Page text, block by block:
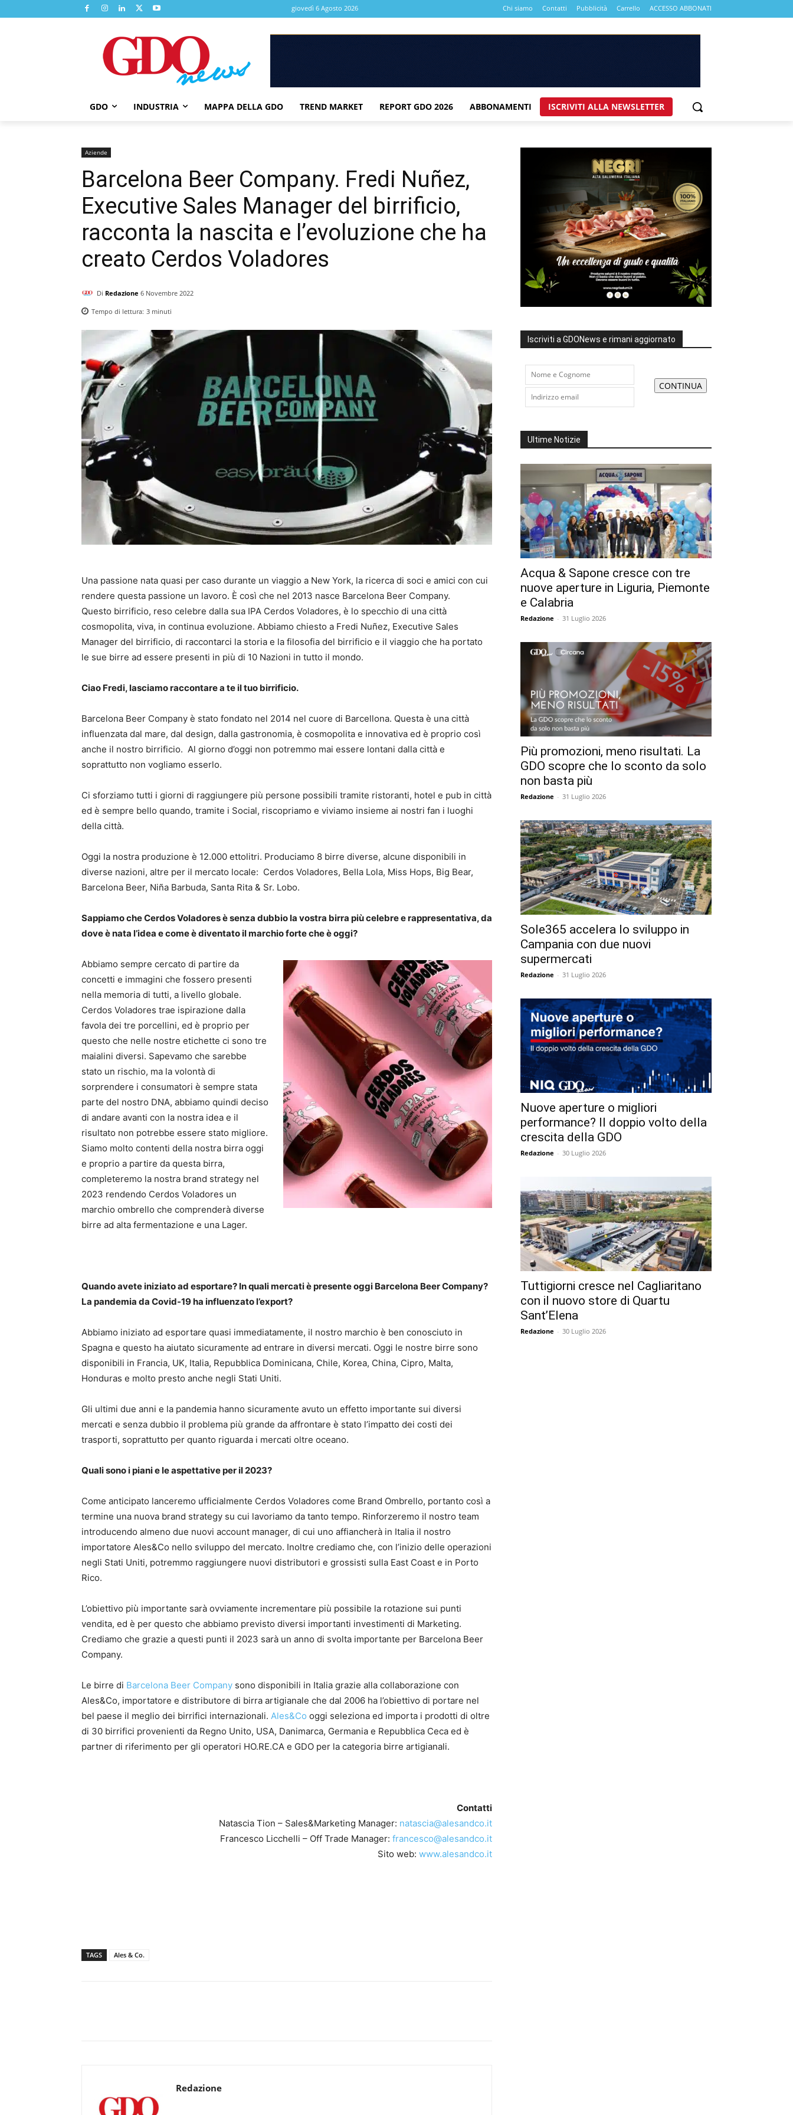
giovedì 6 Agosto 2026 Chi siamo Contatti Pubblicità Carrello ACCESSO ABBONATI
GDO INDUSTRIA MAPPA DELLA GDO TREND MARKET REPORT GDO 2026 ABBONAMENTI ISCRIVITI ALLA NEWSLETTER
Aziende
Barcelona Beer Company. Fredi Nuñez,
Executive Sales Manager del birrificio,
racconta la nascita e l’evoluzione che ha
creato Cerdos Voladores
Di Redazione 6 Novembre 2022
Tempo di lettura: 3 minuti
Una passione nata quasi per caso durante un viaggio a New York, la ricerca di soci e amici con cui
rendere questa passione un lavoro. È così che nel 2013 nasce Barcelona Beer Company.
Questo birrificio, reso celebre dalla sua IPA Cerdos Voladores, è lo specchio di una città
cosmopolita, viva, in continua evoluzione. Abbiamo chiesto a Fredi Nuñez, Executive Sales
Manager del birrificio, di raccontarci la storia e la filosofia del birrificio e il viaggio che ha portato
le sue birre ad essere presenti in più di 10 Nazioni in tutto il mondo.
Ciao Fredi, lasciamo raccontare a te il tuo birrificio.
Barcelona Beer Company è stato fondato nel 2014 nel cuore di Barcellona. Questa è una città
influenzata dal mare, dal design, dalla gastronomia, è cosmopolita e innovativa ed è proprio così
anche il nostro birrificio. Al giorno d’oggi non potremmo mai essere lontani dalla città e
soprattutto non vogliamo esserlo.
Ci sforziamo tutti i giorni di raggiungere più persone possibili tramite ristoranti, hotel e pub in città
ed è sempre bello quando, tramite i Social, riscopriamo e viviamo insieme ai nostri fan i luoghi
della città.
Oggi la nostra produzione è 12.000 ettolitri. Produciamo 8 birre diverse, alcune disponibili in
diverse nazioni, altre per il mercato locale: Cerdos Voladores, Bella Lola, Miss Hops, Big Bear,
Barcelona Beer, Niña Barbuda, Santa Rita & Sr. Lobo.
Sappiamo che Cerdos Voladores è senza dubbio la vostra birra più celebre e rappresentativa, da
dove è nata l’idea e come è diventato il marchio forte che è oggi?
Abbiamo sempre cercato di partire da
concetti e immagini che fossero presenti
nella memoria di tutti, a livello globale.
Cerdos Voladores trae ispirazione dalla
favola dei tre porcellini, ed è proprio per
questo che nelle nostre etichette ci sono tre
maialini diversi. Sapevamo che sarebbe
stato un rischio, ma la volontà di
sorprendere i consumatori è sempre stata
parte del nostro DNA, abbiamo quindi deciso
di andare avanti con la nostra idea e il
risultato non potrebbe essere stato migliore.
Siamo molto contenti della nostra birra oggi
e proprio a partire da questa birra,
completeremo la nostra brand strategy nel
2023 rendendo Cerdos Voladores un
marchio ombrello che comprenderà diverse
birre ad alta fermentazione e una Lager.
Quando avete iniziato ad esportare? In quali mercati è presente oggi Barcelona Beer Company?
La pandemia da Covid-19 ha influenzato l’export?
Abbiamo iniziato ad esportare quasi immediatamente, il nostro marchio è ben conosciuto in
Spagna e questo ha aiutato sicuramente ad entrare in diversi mercati. Oggi le nostre birre sono
disponibili in Francia, UK, Italia, Repubblica Dominicana, Chile, Korea, China, Cipro, Malta,
Honduras e molto presto anche negli Stati Uniti.
Gli ultimi due anni e la pandemia hanno sicuramente avuto un effetto importante sui diversi
mercati e senza dubbio il problema più grande da affrontare è stato l’impatto dei costi dei
trasporti, soprattutto per quanto riguarda i mercati oltre oceano.
Quali sono i piani e le aspettative per il 2023?
Come anticipato lanceremo ufficialmente Cerdos Voladores come Brand Ombrello, portanto così a
termine una nuova brand strategy su cui lavoriamo da tanto tempo. Rinforzeremo il nostro team
introducendo almeno due nuovi account manager, di cui uno affiancherà in Italia il nostro
importatore Ales&Co nello sviluppo del mercato. Inoltre crediamo che, con l’inizio delle operazioni
negli Stati Uniti, potremmo raggiungere nuovi distributori e grossisti sulla East Coast e in Porto
Rico.
L’obiettivo più importante sarà ovviamente incrementare più possibile la rotazione sui punti
vendita, ed è per questo che abbiamo previsto diversi importanti investimenti di Marketing.
Crediamo che grazie a questi punti il 2023 sarà un anno di svolta importante per Barcelona Beer
Company.
Le birre di Barcelona Beer Company sono disponibili in Italia grazie alla collaborazione con
Ales&Co, importatore e distributore di birra artigianale che dal 2006 ha l’obiettivo di portare nel
bel paese il meglio dei birrifici internazionali. Ales&Co oggi seleziona ed importa i prodotti di oltre
di 30 birrifici provenienti da Regno Unito, USA, Danimarca, Germania e Repubblica Ceca ed è
partner di riferimento per gli operatori HO.RE.CA e GDO per la categoria birre artigianali.
Contatti
Natascia Tion – Sales&Marketing Manager: natascia@alesandco.it
Francesco Licchelli – Off Trade Manager: francesco@alesandco.it
Sito web: www.alesandco.it
TAGS Ales & Co.
Redazione
Iscriviti a GDONews e rimani aggiornato
Ultime Notizie
Acqua & Sapone cresce con tre
nuove aperture in Liguria, Piemonte
e Calabria
Redazione - 31 Luglio 2026
Più promozioni, meno risultati. La
GDO scopre che lo sconto da solo
non basta più
Redazione - 31 Luglio 2026
Sole365 accelera lo sviluppo in
Campania con due nuovi
supermercati
Redazione - 31 Luglio 2026
Nuove aperture o migliori
performance? Il doppio volto della
crescita della GDO
Redazione - 30 Luglio 2026
Tuttigiorni cresce nel Cagliaritano
con il nuovo store di Quartu
Sant’Elena
Redazione - 30 Luglio 2026